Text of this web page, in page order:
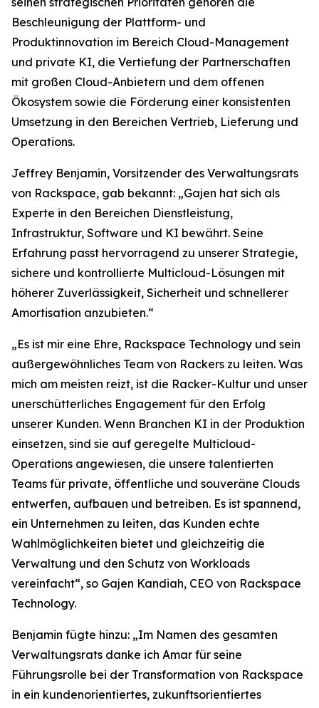
Beschleunigung der Plattform- und
Produktinnovation im Bereich Cloud-Management
und private KI, die Vertiefung der Partnerschaften
mit großen Cloud-Anbietern und dem offenen
Ökosystem sowie die Förderung einer konsistenten
Umsetzung in den Bereichen Vertrieb, Lieferung und
Operations.
Jeffrey Benjamin, Vorsitzender des Verwaltungsrats
von Rackspace, gab bekannt: „Gajen hat sich als
Experte in den Bereichen Dienstleistung,
Infrastruktur, Software und KI bewährt. Seine
Erfahrung passt hervorragend zu unserer Strategie,
sichere und kontrollierte Multicloud-Lösungen mit
höherer Zuverlässigkeit, Sicherheit und schnellerer
Amortisation anzubieten.“
„Es ist mir eine Ehre, Rackspace Technology und sein
außergewöhnliches Team von Rackers zu leiten. Was
mich am meisten reizt, ist die Racker-Kultur und unser
unerschütterliches Engagement für den Erfolg
unserer Kunden. Wenn Branchen KI in der Produktion
einsetzen, sind sie auf geregelte Multicloud-
Operations angewiesen, die unsere talentierten
Teams für private, öffentliche und souveräne Clouds
entwerfen, aufbauen und betreiben. Es ist spannend,
ein Unternehmen zu leiten, das Kunden echte
Wahlmöglichkeiten bietet und gleichzeitig die
Verwaltung und den Schutz von Workloads
vereinfacht“, so Gajen Kandiah, CEO von Rackspace
Technology.
Benjamin fügte hinzu: „Im Namen des gesamten
Verwaltungsrats danke ich Amar für seine
Führungsrolle bei der Transformation von Rackspace
in ein kundenorientiertes, zukunftsorientiertes